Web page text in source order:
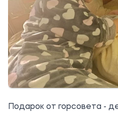
Подарок от горсовета -